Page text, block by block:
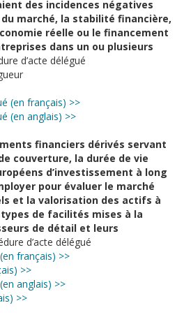
des incidences négatives
marché, la stabilité financière,
réelle ou le financement
dans un ou plusieurs
d’acte délégué
(en français) >>
(en anglais) >>
financiers dérivés servant
couverture, la durée de vie
d’investissement à long
pour évaluer le marché
et la valorisation des actifs à
de facilités mises à la
de détail et leurs
d’acte délégué
français) >>
>>
anglais) >>
>>